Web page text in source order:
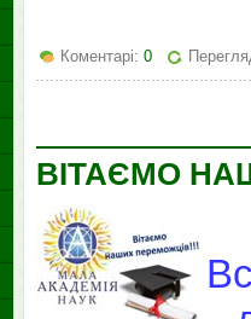
Коментарі: 0
ВІТАЄМО